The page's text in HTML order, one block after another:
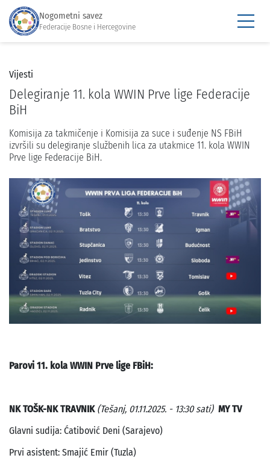
Nogometni savez
Federacije Bosne i Hercegovine
Vijesti
Delegiranje 11. kola WWIN Prve lige Federacije
BiH
Komisija za takmičenje i Komisija za suce i suđenje NS FBiH
izvršili su delegiranje službenih lica za utakmice 11. kola WWIN
Prve lige Federacije BiH.
Parovi 11. kola WWIN Prve lige FBiH:
NK TOŠK-NK TRAVNIK (Tešanj, 01.11.2025. - 13:30 sati) MY TV
Glavni sudija: Ćatibović Deni (Sarajevo)
Prvi asistent: Smajić Emir (Tuzla)